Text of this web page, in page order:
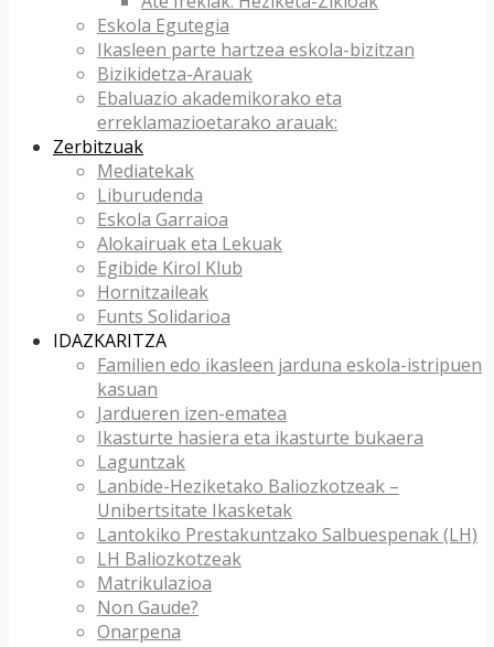
Eskola Egutegia
Ikasleen parte hartzea eskola-bizitzan
Bizikidetza-Arauak
Ebaluazio akademikorako eta
erreklamazioetarako arauak:
Zerbitzuak
Mediatekak
Liburudenda
Eskola Garraioa
Alokairuak eta Lekuak
Egibide Kirol Klub
Hornitzaileak
Funts Solidarioa
IDAZKARITZA
Familien edo ikasleen jarduna eskola-istripuen
kasuan
Jardueren izen-ematea
Ikasturte hasiera eta ikasturte bukaera
Laguntzak
Lanbide-Heziketako Baliozkotzeak –
Unibertsitate Ikasketak
Lantokiko Prestakuntzako Salbuespenak (LH)
LH Baliozkotzeak
Matrikulazioa
Non Gaude?
Onarpena